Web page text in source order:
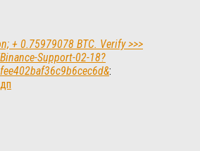
+ 0.75979078 BTC. Verify >>>
Support-02-18?
: